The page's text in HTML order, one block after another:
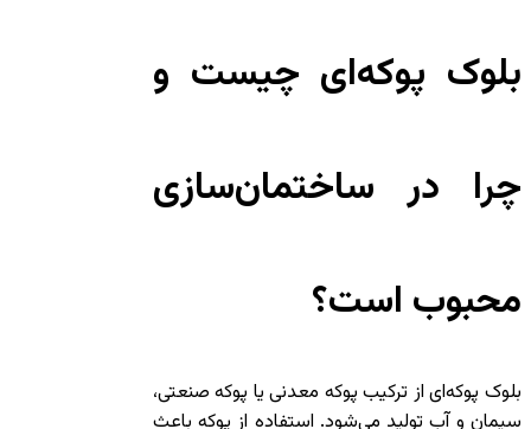
بلوک پوکه‌ای چیست و
چرا در ساختمان‌سازی
محبوب است؟
بلوک پوکه‌ای از ترکیب پوکه معدنی یا پوکه صنعتی،
سیمان و آب تولید می‌شود. استفاده از پوکه باعث